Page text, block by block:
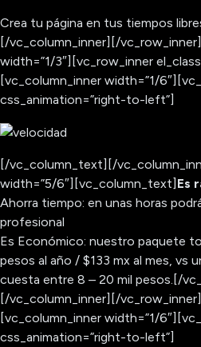
Crea tu página en tus tiempos
[/vc_column_inner][/
width=”1/3″][vc_row_inner
[vc_column_inner width=”1/
css_animation=”right-to-left”]
[/vc_column_text][/
width=”5/6″][vc_column_text] Es
Ahorra tiempo: en unas horas
profesional
Es Económico: nuestro paquete
pesos al año / $133 mx al mes, vs
cuesta entre 8 – 20 mil pesos.[/
[/vc_column_inner][/
[vc_column_inner width=”1/
css_animation=”right-to-left”]